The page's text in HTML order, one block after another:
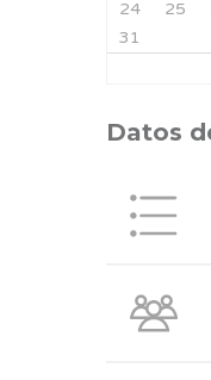
24 25
31
Datos